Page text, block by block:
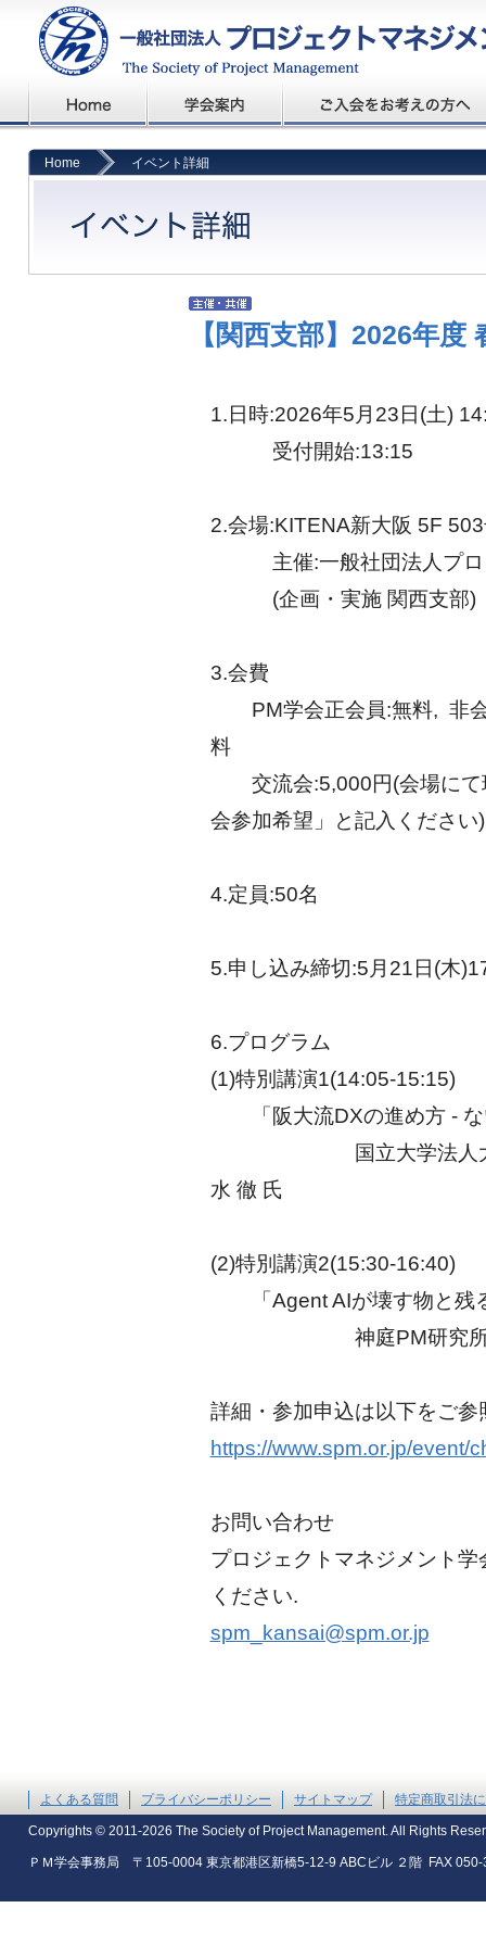
Home イベント詳細
【関西支部】2026年
1.日時:2026年5月23日(土)
受付開始:13:15
2.会場:KITENA新大阪 5F
主催:一般社団法人プロ
(企画・実施 関西支部)
3.会費
PM学会正会員:無料, 非会
料
交流会:5,000円(会場にて
会参加希望」と記入ください)
4.定員:50名
5.申し込み締切:5月21日(木
6.プログラム
(1)特別講演1(14:05-15:15)
「阪大流DXの進め方 - な
国立大学法人大阪大
水 徹 氏
(2)特別講演2(15:30-16:40)
「Agent AIが壊す物と残
神庭PM研究所 所
詳細・参加申込は以下をご参
https://www.spm.or.jp/event/
お問い合わせ
プロジェクトマネジメント
ください.
spm_kansai@spm.or.jp
よくある質問 プライバシーポリシー サイトマップ 特定商取引法
Copyrights © 2011-2026 The Society of Project Management. All Rights
ＰＭ学会事務局 〒105-0004 東京都港区新橋5-12-9 ABCビル ２階 FAX